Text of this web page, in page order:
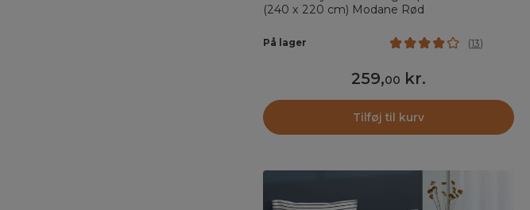
(240 x 220 cm) Modane Rød
På lager (13)
259,00 kr.
Tilføj til kurv